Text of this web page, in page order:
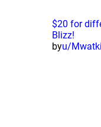
$20 for
Blizz!
byu/